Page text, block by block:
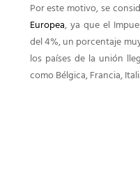
Por este motivo, se
Europea, ya que el
del 4%, un porcentaje
los países de la unión
como Bélgica, Francia,